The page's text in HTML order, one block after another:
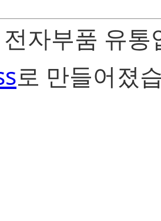
자부품 유
로 만들어졌